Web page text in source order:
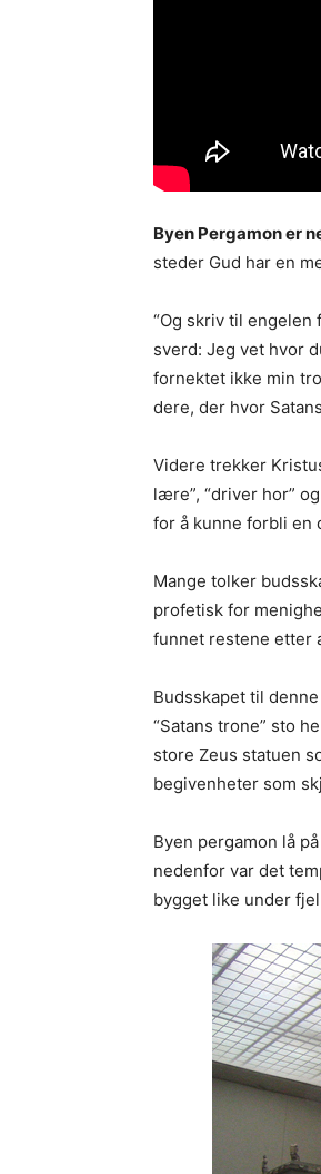
Byen Pergamon er
steder Gud har en
“Og skriv til engelen
sverd: Jeg vet hvor
fornektet ikke min
dere, der hvor
Videre trekker
lære”, “driver hor”
for å kunne forbli en
Mange tolker
profetisk for
funnet restene etter
Budsskapet til
“Satans trone” sto
store Zeus statuen
begivenheter som
Byen pergamon lå
nedenfor var det
bygget like under